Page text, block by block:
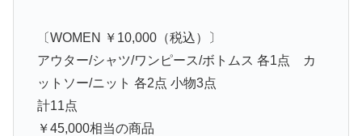
〔WOMEN ￥10,000（税込）〕
アウター/シャツ/ワンピース/ボトムス 各1点 カ
ットソー/ニット 各2点 小物3点
計11点
￥45,000相当の商品